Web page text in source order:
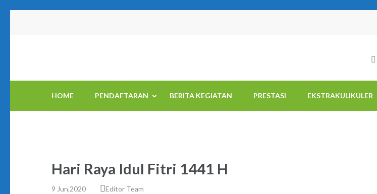
HOME PENDAFTARAN BERITA KEGIATAN PRESTASI EKSTRAKULIKULER
Hari Raya Idul Fitri 1441 H
9 Jun,2020 Editor Team